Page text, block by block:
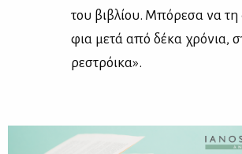
του βι­βλί­ου. Μπό­ρε­σα να
φια με­τά από δέ­κα χρό­νια,
ρε­στρόι­κα».